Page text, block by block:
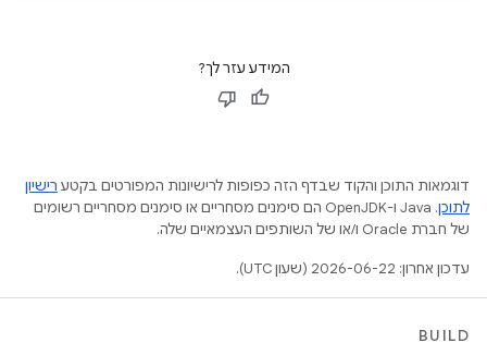
המידע עזר לך?
דוגמאות התוכן והקוד שבדף הזה כפופות לרישיונות המפורטים בקטע רישיון
לתוכן
.‏ Java ו-OpenJDK הם סימנים מסחריים או סימנים מסחריים רשומים
של חברת Oracle ו/או של השותפים העצמאיים שלה.
עדכון אחרון: 2026-06-22 (שעון UTC).
BUILD